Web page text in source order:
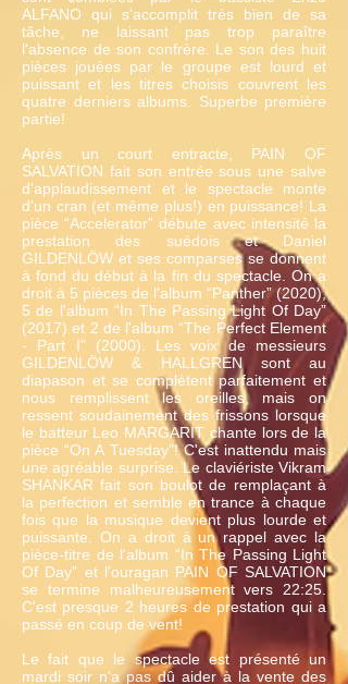
ALFANO qui s'accomplit très bien de sa
tâche, ne laissant pas trop paraître
l'absence de son confrère. Le son des huit
pièces jouées par le groupe est lourd et
puissant et les titres choisis couvrent les
quatre derniers albums. Superbe première
partie!
Après un court entracte, PAIN OF
SALVATION fait son entrée sous une salve
d'applaudissement et le spectacle monte
d'un cran (et même plus!) en puissance! La
pièce “Accelerator” débute avec intensité la
prestation des suédois et Daniel
GILDENLÖW et ses comparses se donnent
à fond du début à la fin du spectacle. On a
droit à 5 pièces de l'album “Panther” (2020),
5 de l'album “In The Passing Light Of Day”
(2017) et 2 de l'album “The Perfect Element
- Part I” (2000). Les voix de messieurs
GILDENLÖW & HALLGREN sont au
diapason et se complètent parfaitement et
nous remplissent les oreilles, mais on
ressent soudainement des frissons lorsque
le batteur Leo MARGARIT chante lors de la
pièce “On A Tuesday”! C'est inattendu mais
une agréable surprise. Le claviériste Vikram
SHANKAR fait son boulot de remplaçant à
la perfection et semble en trance à chaque
fois que la musique devient plus lourde et
puissante. On a droit à un rappel avec la
pièce-titre de l'album “In The Passing Light
Of Day” et l'ouragan PAIN OF SALVATION
se termine malheureusement vers 22:25.
C'est presque 2 heures de prestation qui a
passé en coup de vent!
Le fait que le spectacle est présenté un
mardi soir n'a pas dû aider à la vente des